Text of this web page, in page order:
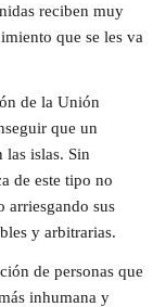
reciben muy
que se les va
de la Unión
que un
las islas. Sin
de este tipo no
arriesgando sus
y arbitrarias.
de personas que
inhumana y